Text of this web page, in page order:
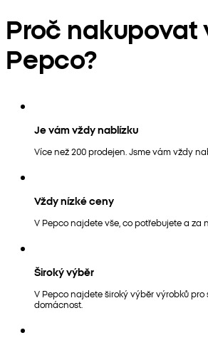
Proč nakupovat
Pepco?
Je vám vždy nablízku
Více než 200 prodejen. Jsme vám vždy
Vždy nízké ceny
V Pepco najdete vše, co potřebujete a za
Široký výběr
V Pepco najdete široký výběr výrobků pro
domácnost.